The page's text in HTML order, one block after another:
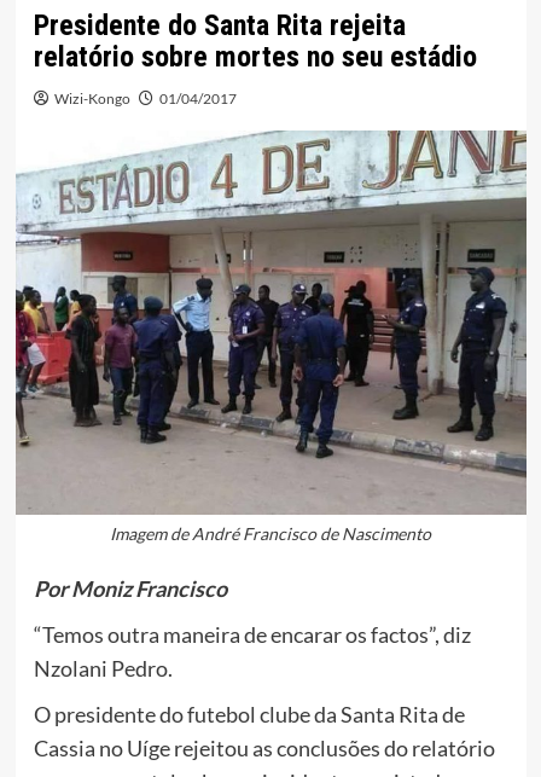
Presidente do Santa Rita rejeita
relatório sobre mortes no seu estádio
Wizi-Kongo 01/04/2017
Imagem de André Francisco de Nascimento
Por Moniz Francisco
“Temos outra maneira de encarar os factos”, diz
Nzolani Pedro.
O presidente do futebol clube da Santa Rita de
Cassia no Uíge rejeitou as conclusões do relatório